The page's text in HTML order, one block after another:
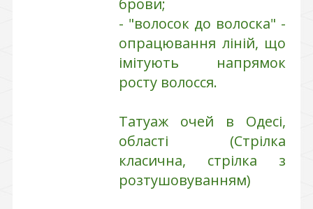
брови;
- "волосок до волоска" -
опрацювання ліній, що
імітують напрямок
росту волосся.
Татуаж очей в Одесі,
області (Стрілка
класична, стрілка з
розтушовуванням)